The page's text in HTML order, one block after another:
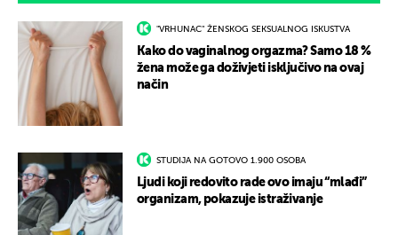
"VRHUNAC" ŽENSKOG SEKSUALNOG ISKUSTVA
Kako do vaginalnog orgazma? Samo 18 %
žena može ga doživjeti isključivo na ovaj
način
STUDIJA NA GOTOVO 1.900 OSOBA
Ljudi koji redovito rade ovo imaju “mlađi”
organizam, pokazuje istraživanje